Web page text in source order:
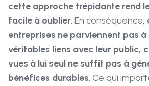
cette approche trépidante rend
facile à oublier. En conséquence,
entreprises ne parviennent pas
véritables liens avec leur public,
vues à lui seul ne suffit pas à
bénéfices durables. Ce qui